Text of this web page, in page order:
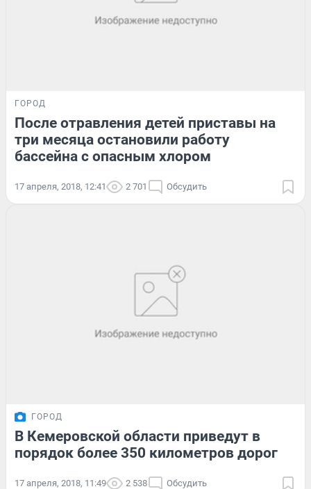
ГОРОД
После отравления детей приставы на
три месяца остановили работу
бассейна с опасным хлором
17 апреля, 2018, 12:41 2 701 Обсудить
ГОРОД
В Кемеровской области приведут в
порядок более 350 километров дорог
17 апреля, 2018, 11:49 2 538 Обсудить